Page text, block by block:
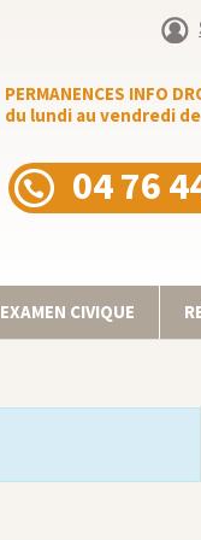
PERMANENCES INFO
du lundi au vendredi de
04 76
EXAMEN CIVIQUE